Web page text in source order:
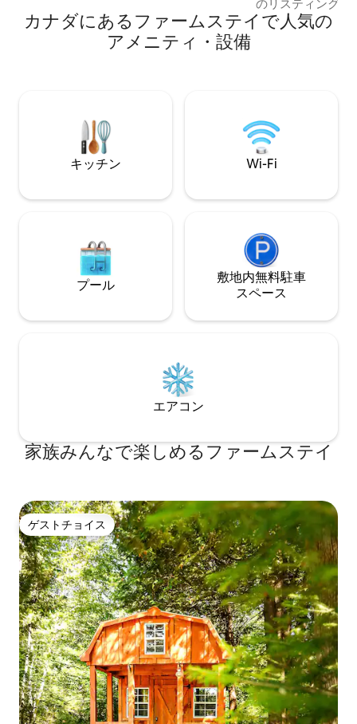
に必要なものが揃っています。すべての
アメニティが揃った2つの大きな町まで45
分です。 完全にプライベートな水辺の敷
婚式や家族の集まりにも最適です！ 両方
のキャビンを借りる場合は、少額の料金
でRV車/テントをご利用いただけます。
のリスティングを
ください。居心地
くつろいでくだ
ワイナリーやショ
ラの無料充電。コ
湖が見えます。
カナダにあるファームステイで人気の
アメニティ・設備
キッチン Wi-Fi
プール
敷地内無料駐⁠車
ス⁠ペ⁠ー⁠ス
エアコン
家族みんなで楽しめるファームステイ
ゲストチョイス
ゲストチョイス